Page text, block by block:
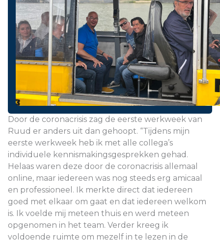
Door de coronacrisis zag de eerste werkweek van
Ruud er anders uit dan gehoopt. “Tijdens mijn
eerste werkweek heb ik met alle collega’s
individuele kennismakingsgesprekken gehad.
Helaas waren deze door de coronacrisis allemaal
online, maar iedereen was nog steeds erg amicaal
en professioneel. Ik merkte direct dat iedereen
goed met elkaar om gaat en dat iedereen welkom
is. Ik voelde mij meteen thuis en werd meteen
opgenomen in het team. Verder kreeg ik
voldoende ruimte om mezelf in te lezen in de